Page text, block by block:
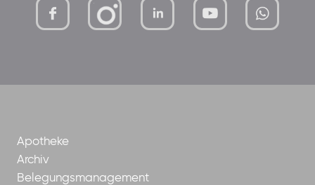
mutterhaus-xMBTtqOwC1KKBww
Apotheke
Archiv
Belegungsmanagement